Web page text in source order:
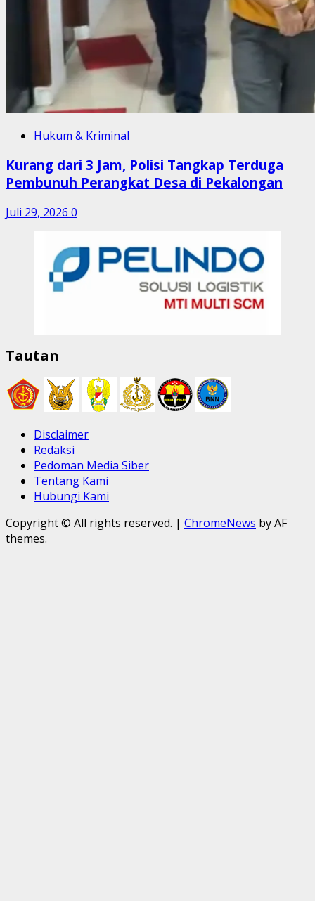
Hukum & Kriminal
Kurang dari 3 Jam, Polisi Tangkap Terduga
Pembunuh Perangkat Desa di Pekalongan
Juli 29, 2026 0
Tautan
Disclaimer
Redaksi
Pedoman Media Siber
Tentang Kami
Hubungi Kami
Copyright © All rights reserved. | ChromeNews by AF
themes.